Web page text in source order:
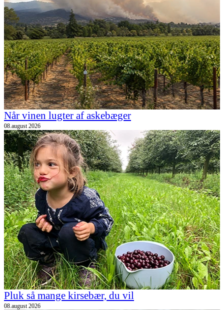
Når vinen lugter af askebæger
08.august 2026
Pluk så mange kirsebær, du vil
08.august 2026